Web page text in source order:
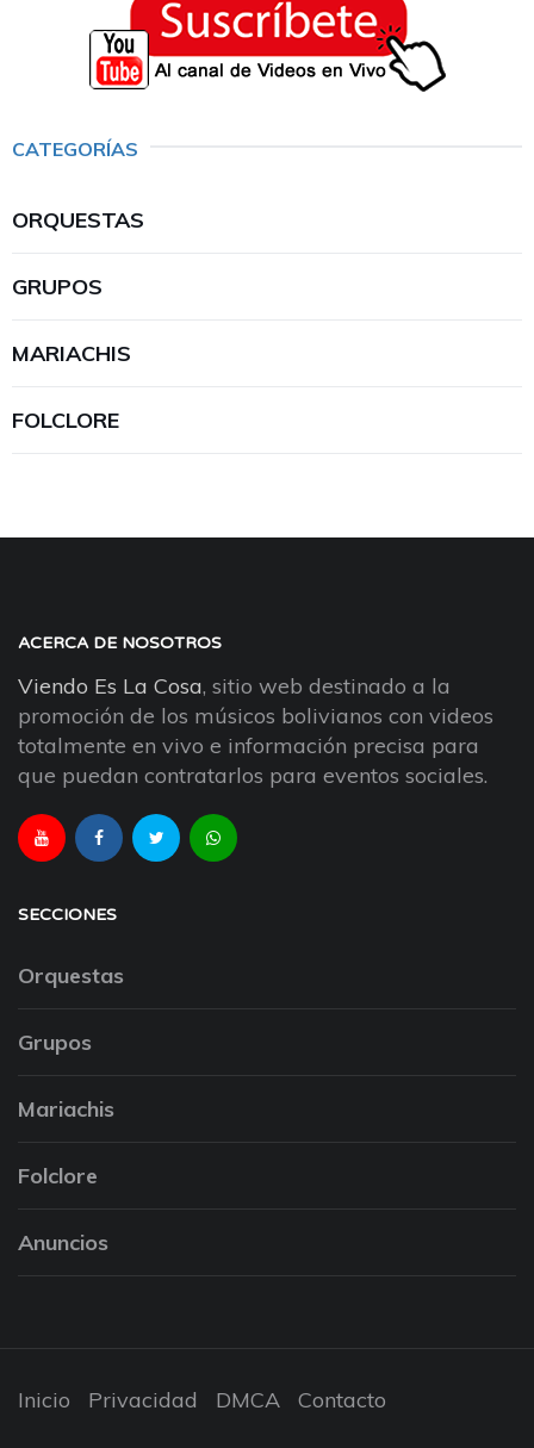
CATEGORÍAS
ORQUESTAS
GRUPOS
MARIACHIS
FOLCLORE
ACERCA DE NOSOTROS
Viendo Es La Cosa, sitio web destinado a la
promoción de los músicos bolivianos con videos
totalmente en vivo e información precisa para
que puedan contratarlos para eventos sociales.
SECCIONES
Orquestas
Grupos
Mariachis
Folclore
Anuncios
Inicio Privacidad DMCA Contacto